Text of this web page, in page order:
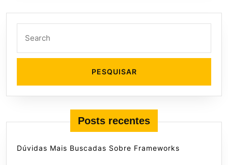
Posts recentes
Dúvidas Mais Buscadas Sobre Frameworks